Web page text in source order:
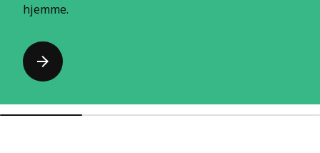
hjemme.